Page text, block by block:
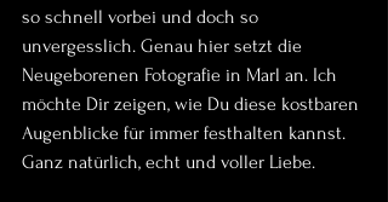
so schnell vorbei und doch so
unvergesslich. Genau hier setzt die
Neugeborenen Fotografie in Marl an. Ich
möchte Dir zeigen, wie Du diese kostbaren
Augenblicke für immer festhalten kannst.
Ganz natürlich, echt und voller Liebe.